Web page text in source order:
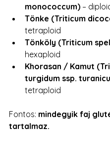
monococcum) –
Tönke (Triticum
tetraploid
Tönköly (Triticum
hexaploid
Khorasan / Kamut
turgidum ssp.
tetraploid
Fontos: mindegyik faj
tartalmaz.